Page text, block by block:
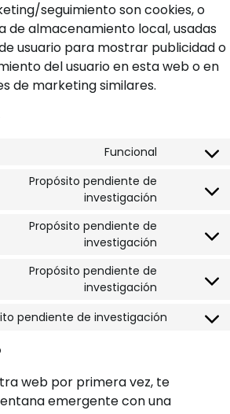
seguimiento son cookies, o
de almacenamiento local, usadas
usuario para mostrar publicidad o
del usuario en esta web o en
de marketing similares.
Funcional
Consent
service
Propósito pendiente de
investigación
Consent
service
Propósito pendiente de
investigación
Consent
service
Propósito pendiente de
investigación
Consent
service
pendiente de investigación
Consent
web por primera vez, te
emergente con una